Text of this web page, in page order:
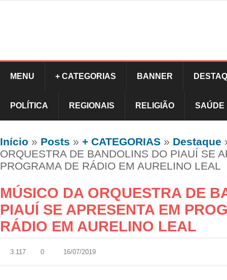
MENU + CATEGORIAS BANNER
POLÍTICA REGIONAIS RELIGIÃO SAÚDE
Início » Posts » + CATEGORIAS » Destaque
ORQUESTRA DE BANDOLINS DO PIAUÍ SE
PROGRAMA DE RÁDIO EM AURELINO LEAL
MÚSICO DA ORQUESTRA DE
PIAUÍ SE APRESENTA EM
RÁDIO EM AURELINO LEAL
3.117 0 16/07/2019